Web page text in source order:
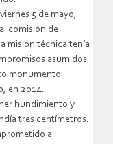
5 de mayo,
comisión de
misión técnica tenía
asumidos
monumento
en 2014.
hundimiento y
tres centímetros.
a